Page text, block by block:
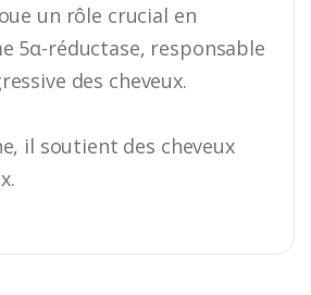
un rôle crucial en
5α-réductase, responsable
des cheveux.
il soutient des cheveux